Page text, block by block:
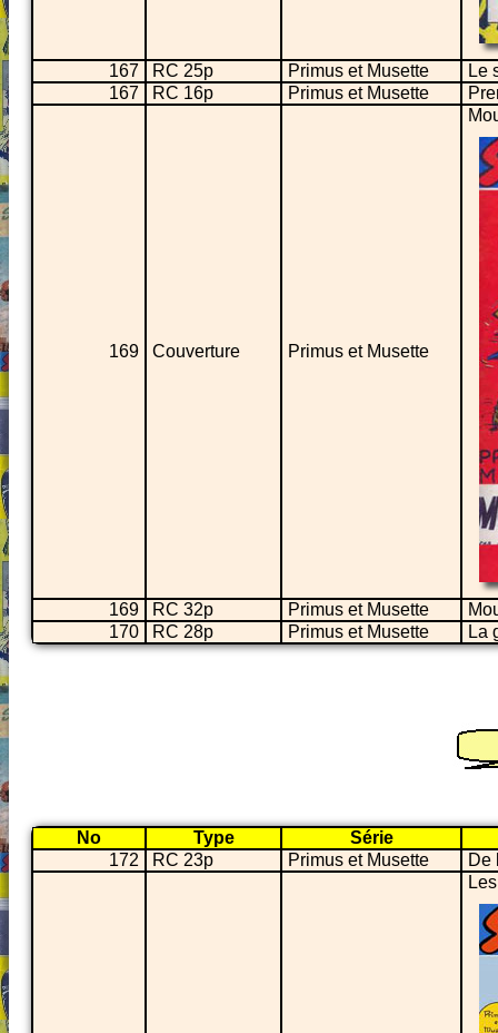
167 RC 25p Primus et Musette
Le
167
RC 16p Primus et Musette
169 Couverture Primus et Musette
169 RC 32p Primus et Musette
170
RC 28p Primus et Musette La
No Type
Série
172
RC 23p Primus et Musette De